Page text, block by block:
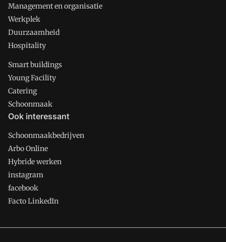
Management en organisatie
Werkplek
Duurzaamheid
Hospitality
Smart buildings
Young Facility
Catering
Schoonmaak
Ook interessant
Schoonmaakbedrijven
Arbo Online
Hybride werken
instagram
facebook
Facto LinkedIn